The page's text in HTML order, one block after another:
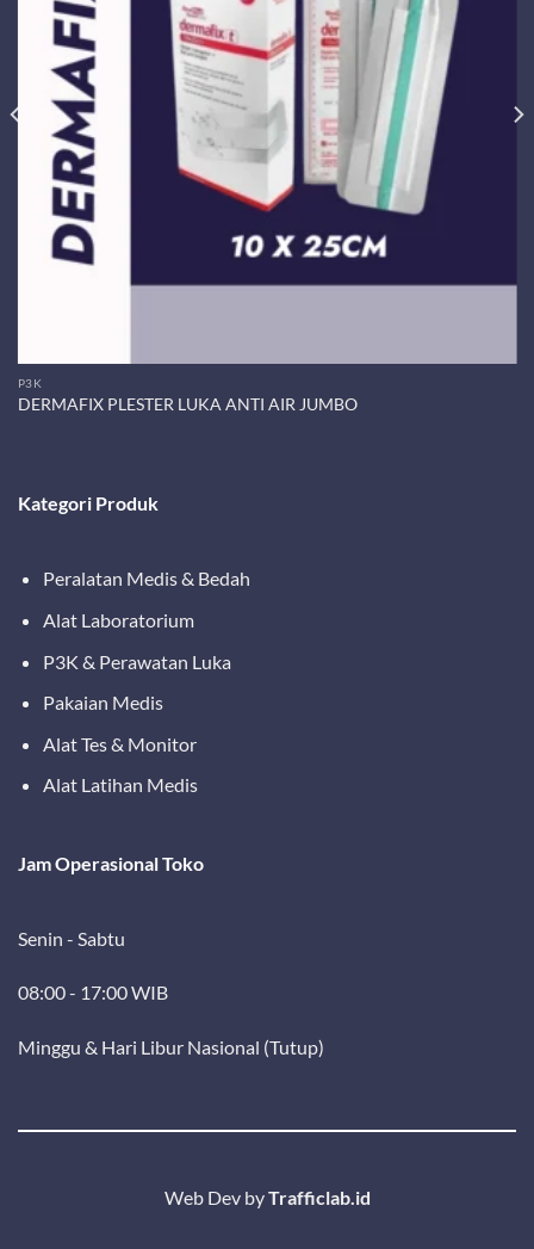
P3K
DERMAFIX PLESTER LUKA ANTI AIR JUMBO
Kategori Produk
Peralatan Medis & Bedah
Alat Laboratorium
P3K & Perawatan Luka
Pakaian Medis
Alat Tes & Monitor
Alat Latihan Medis
Jam Operasional Toko
Senin - Sabtu
08:00 - 17:00 WIB
Minggu & Hari Libur Nasional (Tutup)
Web Dev byTrafficlab.id